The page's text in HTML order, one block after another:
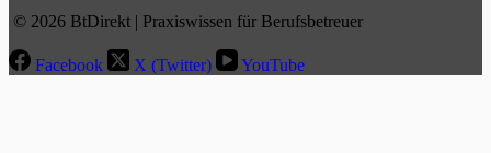
© 2026 BtDirekt | Praxiswissen für Berufsbetreuer
Facebook X (Twitter) YouTube